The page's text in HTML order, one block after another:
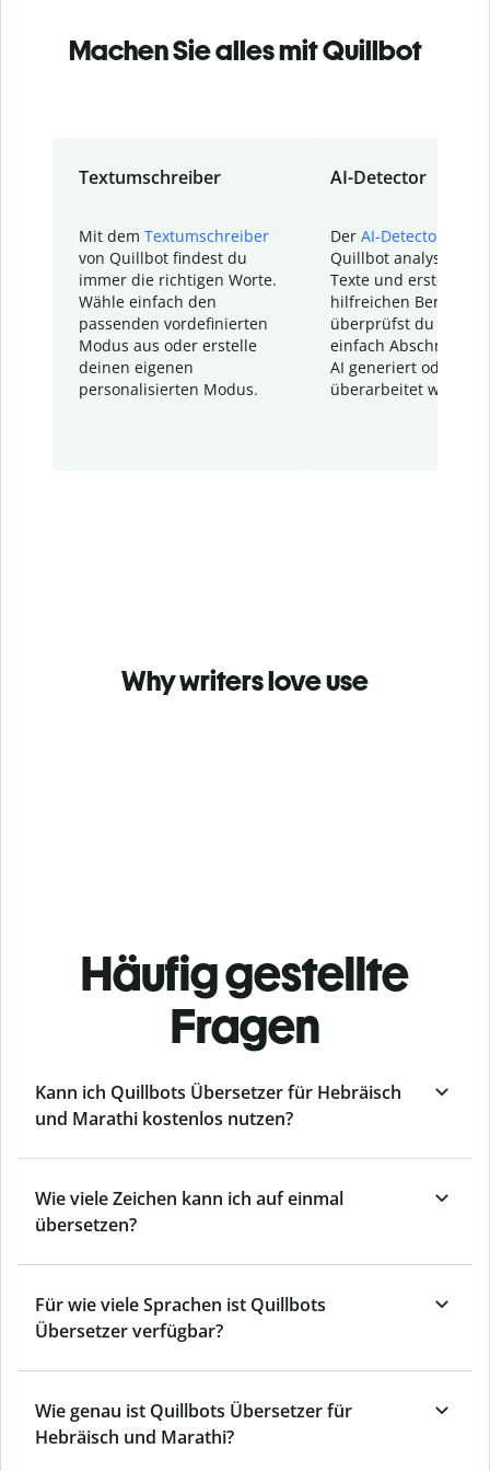
Machen Sie alles mit Quillbot
Textumschreiber
Mit dem Textumschreiber
von Quillbot findest du
immer die richtigen Worte.
Wähle einfach den
passenden vordefinierten
Modus aus oder erstelle
deinen eigenen
personalisierten Modus.
AI-Detector
Der AI-Detector
Quillbot analysiert
Texte und erstellt
hilfreichen Bericht.
überprüfst du
einfach Abschnitte,
AI generiert oder
überarbeitet wurden.
Why writers love use
Häufig gestellte
Fragen
Kann ich Quillbots Übersetzer für Hebräisch
und Marathi kostenlos nutzen?
Wie viele Zeichen kann ich auf einmal
übersetzen?
Für wie viele Sprachen ist Quillbots
Übersetzer verfügbar?
Wie genau ist Quillbots Übersetzer für
Hebräisch und Marathi?